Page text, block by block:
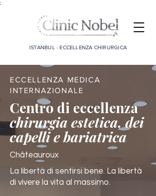
;
ISTANBUL - ECCELLENZA CHIRURGICA
ECCELLENZA MEDICA
INTERNAZIONALE
Centro di eccellenza
chirurgia estetica, dei
capelli e bariatrica
Châteauroux
La libertà di sentirsi bene. La libertà
di vivere la vita al massimo.